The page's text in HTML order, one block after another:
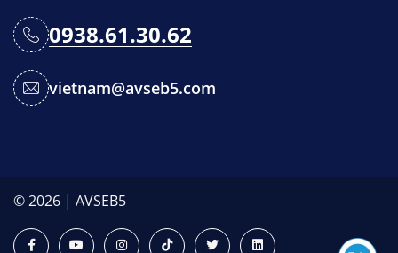
0938.61.30.62
vietnam@avseb5.com
© 2026 | AVSEB5